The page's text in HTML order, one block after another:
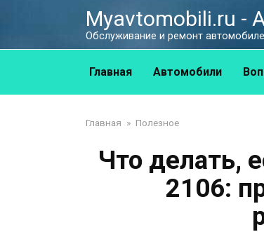
Myavtomobili.ru -
Обслуживание и ремонт
Главная Автомобили
Главная » Полезное
Что делать,
2106: